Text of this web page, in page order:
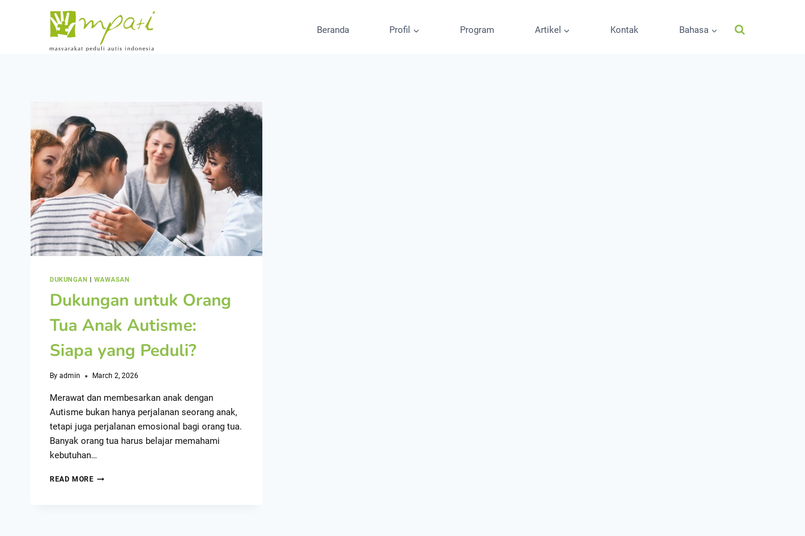
Beranda Profil Program Artikel Kontak Bahasa
DUKUNGAN WAWASAN
Dukungan untuk Orang
Tua Anak Autisme:
Siapa yang Peduli?
By admin March 2, 2026
Merawat dan membesarkan anak dengan
Autisme bukan hanya perjalanan seorang anak,
tetapi juga perjalanan emosional bagi orang tua.
Banyak orang tua harus belajar memahami
kebutuhan…
READ MORE